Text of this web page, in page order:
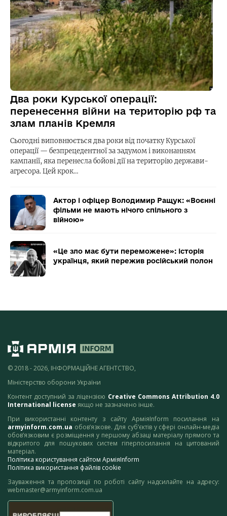
Два роки Курської операції:
перенесення війни на територію рф та
злам планів Кремля
Сьогодні виповнюється два роки від початку Курської
операції — безпрецедентної за задумом і виконанням
кампанії, яка перенесла бойові дії на територію держави-
агресора. Цей крок…
Актор і офіцер Володимир Ращук: «Воєнні
фільми не мають нічого спільного з
війною»
«Це зло має бути переможене»: історія
українця, який пережив російський полон
© 2018 - 2026, ІНФОРМАЦІЙНЕ АГЕНТСТВО,
Міністерство оборони України
Контент доступний за ліцензією Creative Commons Attribution 4.0
International license якщо не зазначено інше.
При використанні контенту з сайту АрміяInform посилання на
armyinform.com.ua обов’язкове. Для суб’єктів у сфері онлайн-медіа
обов’язковим є розміщення у першому абзаці матеріалу прямого та
відкритого для пошукових систем гіперпосилання на цитований
матеріал.
Політика користування сайтом АрміяInform
Політика використання файлів cookie
Зауваження та пропозиції по роботі сайту надсилайте на адресу:
webmaster@armyinform.com.ua